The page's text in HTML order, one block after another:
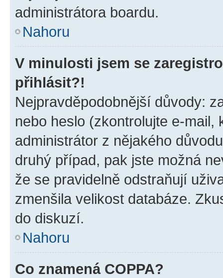
administrátora boardu.
Nahoru
V minulosti jsem se
přihlásit?!
Nejpravděpodobnější důvody:
nebo heslo (zkontrolujte e-
administrátor z nějakého
druhý případ, pak jste možná
že se pravidelně odstraňují
zmenšila velikost databáze.
do diskuzí.
Nahoru
Co znamená COPPA?